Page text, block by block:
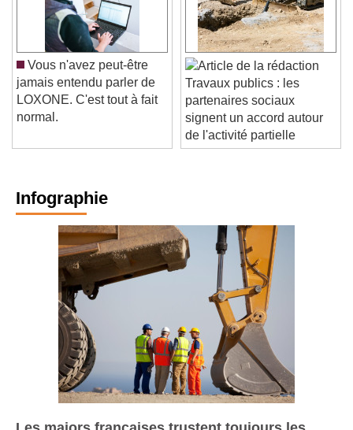
Vous n'avez peut-être
jamais entendu parler de
LOXONE. C'est tout à fait
Travaux publics : les
partenaires sociaux
signent un accord autour
de l'activité partielle
Infographie